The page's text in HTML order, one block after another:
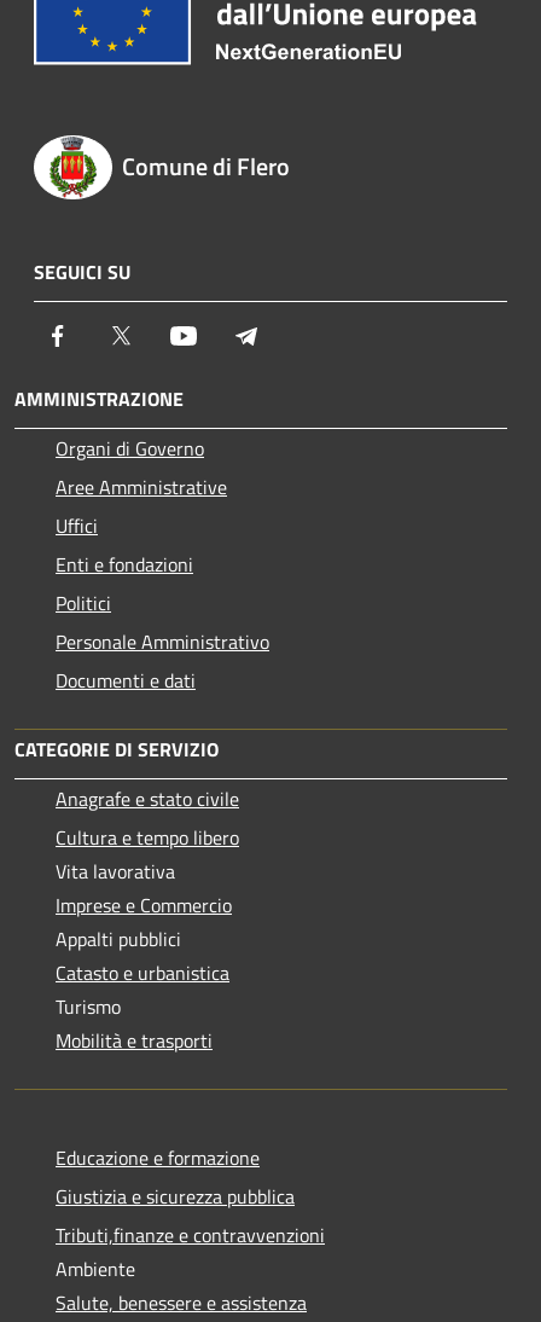
Comune di Flero
SEGUICI SU
Facebook Twitter Youtube
AMMINISTRAZIONE
Organi di Governo
Aree Amministrative
Uffici
Enti e fondazioni
Politici
Personale Amministrativo
Documenti e dati
CATEGORIE DI SERVIZIO
Anagrafe e stato civile
Cultura e tempo libero
Vita lavorativa
Imprese e Commercio
Appalti pubblici
Catasto e urbanistica
Turismo
Mobilità e trasporti
Educazione e formazione
Giustizia e sicurezza pubblica
Tributi,finanze e contravvenzioni
Ambiente
Salute, benessere e assistenza